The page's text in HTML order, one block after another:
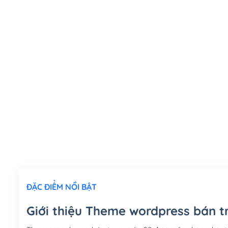
ĐẶC ĐIỂM NỔI BẬT
Giới thiệu Theme wordpress bán